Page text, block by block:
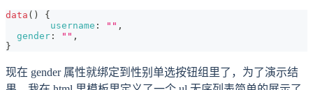
data ( )
{
username : "" ,
gender : "" ,
}
现在 gender 属性就绑定到性别单选按钮组里了，为了演示结